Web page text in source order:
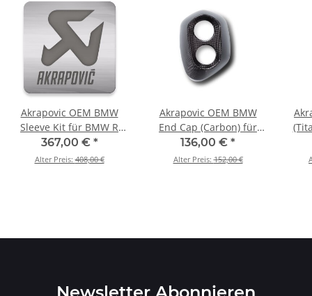
Akrapovic OEM BMW
Sleeve Kit für BMW R
1200 GS - BJ. 2013 >
2018 (P-RKS484BO380B)
367,00 € *
Alter Preis:408,00 €
Akrapovic OEM BMW
End Cap (Carbon) für
BMW R 1200 GS - BJ.
2013 > 2018 (V-EC252)
136,00 € *
Alter Preis:152,00 €